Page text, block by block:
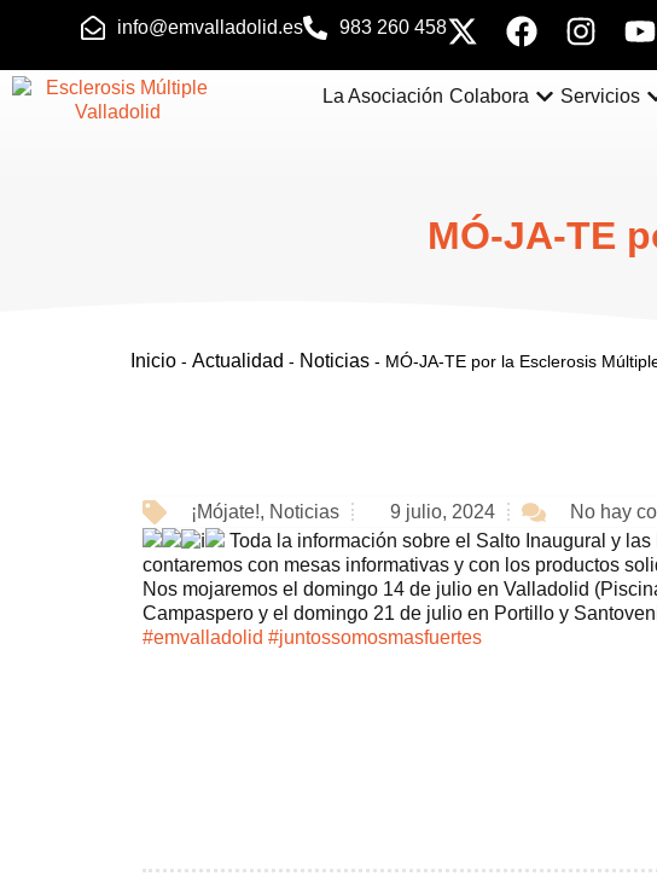
info@emvalladolid.es 983 260 458
La Asociación Colabora Servicios
MÓ-JA-TE
Inicio- Actualidad - Noticias- MÓ-JA-TE por la Esclerosis
¡Mójate!, Noticias 9 julio, 2024
No hay
Toda la información sobre el Salto Inaugural y
contaremos con mesas informativas y con los productos
Nos mojaremos el domingo 14 de julio en Valladolid
Campaspero y el domingo 21 de julio en Portillo y
#emvalladolid #juntossomosmasfuertes